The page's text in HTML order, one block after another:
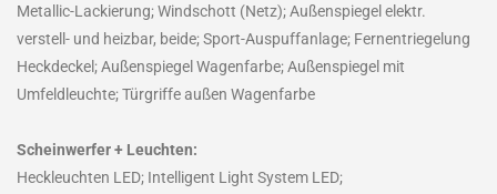
Metallic-Lackierung; Windschott (Netz); Außenspiegel elektr.
verstell- und heizbar, beide; Sport-Auspuffanlage; Fernentriegelung
Heckdeckel; Außenspiegel Wagenfarbe; Außenspiegel mit
Umfeldleuchte; Türgriffe außen Wagenfarbe
Scheinwerfer + Leuchten:
Heckleuchten LED; Intelligent Light System LED;